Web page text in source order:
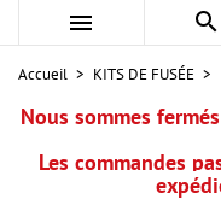
 
Accueil KITS DE FUSÉE
Nous sommes
Les commandes